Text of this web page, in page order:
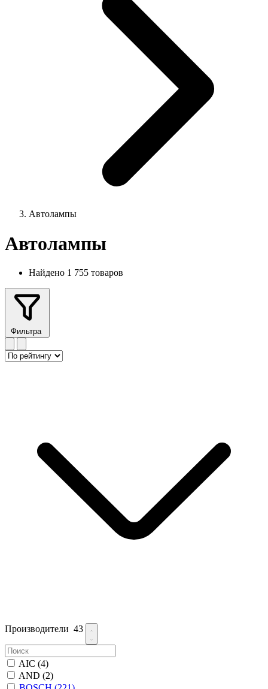
Автолампы
Автолампы
Найдено 1 755 товаров
Фильтра
Производители 43
AIC (4)
AND (2)